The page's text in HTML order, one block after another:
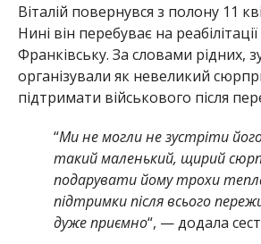
Віталій повернувся з полону 11
Нині він перебуває на
Франківську. За словами рідних,
організували як невеликий
підтримати військового після
“Ми не могли не зустріти
такий маленький, щирий
подарувати йому трохи
підтримки після всього
дуже приємно“, — додала